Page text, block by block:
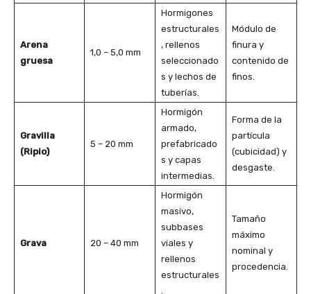
Arena
gruesa
1,0 – 5,0 mm
Hormigones
estructurales
, rellenos
seleccionado
s y lechos de
tuberías.
Módulo de
finura y
contenido de
finos.
Gravilla
(Ripio)
5 – 20 mm
Hormigón
armado,
prefabricado
s y capas
intermedias.
Forma de la
partícula
(cubicidad) y
desgaste.
Grava 20 – 40 mm
Hormigón
masivo,
subbases
viales y
rellenos
estructurales
.
Tamaño
máximo
nominal y
procedencia.